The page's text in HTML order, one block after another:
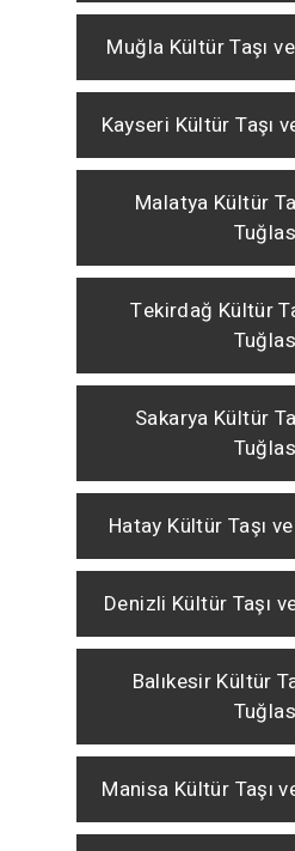
Muğla Kültür Taşı
Kayseri Kültür Taşı
Malatya Kültür
Tekirdağ Kültür
Sakarya Kültür
Hatay Kültür Taşı
Denizli Kültür Taşı
Balıkesir Kültür
Manisa Kültür Taşı